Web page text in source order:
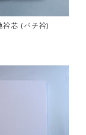
衿芯 (バチ衿)